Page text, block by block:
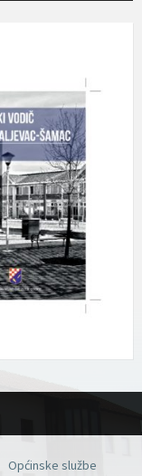
Općinske službe